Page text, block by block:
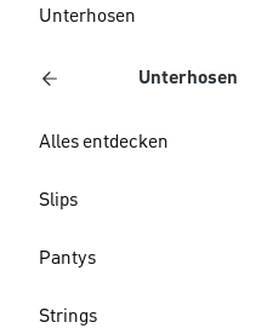
Unterhosen
Unterhosen
Alles entdecken
Slips
Pantys
Strings